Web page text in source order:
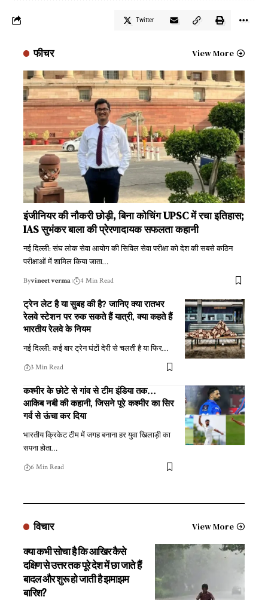
Twitter
फीचर View More
इंजीनियर की नौकरी छोड़ी, बिना कोचिंग UPSC में रचा इतिहास;
IAS सुभंकर बाला की प्रेरणादायक सफलता कहानी
नई दिल्ली: संघ लोक सेवा आयोग की सिविल सेवा परीक्षा को देश की सबसे कठिन
परीक्षाओं में शामिल किया जाता…
Byvineet verma 4 Min Read
ट्रेन लेट है या सुबह की है? जानिए क्या रातभर
रेलवे स्टेशन पर रुक सकते हैं यात्री, क्या कहते हैं
भारतीय रेलवे के नियम
नई दिल्ली: कई बार ट्रेन घंटों देरी से चलती है या फिर…
3 Min Read
कश्मीर के छोटे से गांव से टीम इंडिया तक…
आकिब नबी की कहानी, जिसने पूरे कश्मीर का सिर
गर्व से ऊंचा कर दिया
भारतीय क्रिकेट टीम में जगह बनाना हर युवा खिलाड़ी का
सपना होता…
6 Min Read
विचार View More
क्या कभी सोचा है कि आखिर कैसे
दक्षिण से उत्तर तक पूरे देश में छा जाते हैं
बादल और शुरू हो जाती है झमाझम
बारिश?